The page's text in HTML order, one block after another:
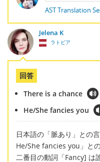
AST Translation
Jelena K
ラトビア
回答
There is a chance
He/She fancies you
日本語の「脈あり」との
He/She fancies you」との
二番目の動詞「Fancy] は